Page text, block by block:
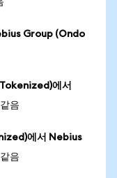
Group (Ondo
에서
음
에서 Nebius
음